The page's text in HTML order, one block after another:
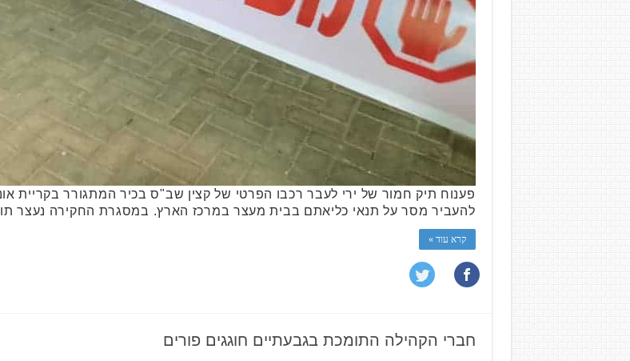
פענוח תיק חמור של ירי לעבר רכבו הפרטי של קצין שב"ס בכיר המתגורר בקריית
להעביר מסר על תנאי כליאתם בבית מעצר במרכז הארץ. במסגרת החקירה נעצר תושב יהוד בן 26 , בחשד
קרא עוד »
חברי הקהילה התומכת בגבעתיים חוגגים פורים